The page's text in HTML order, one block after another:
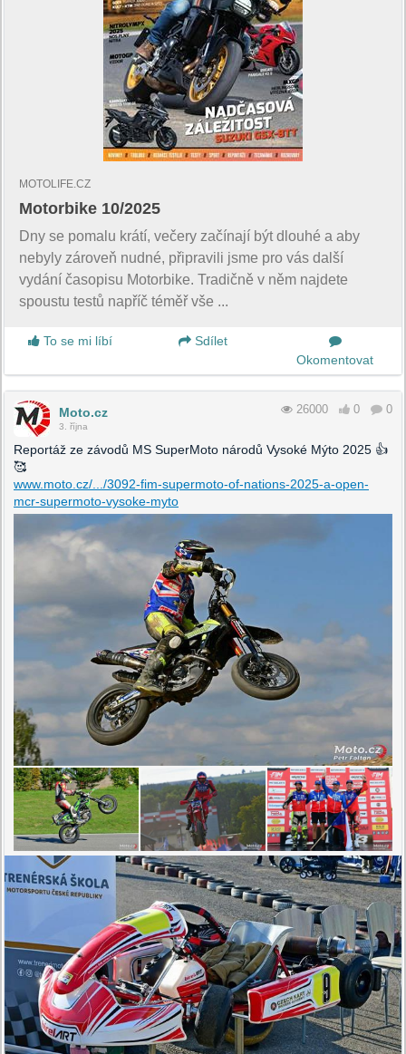
MOTOLIFE.CZ
Motorbike 10/2025
Dny se pomalu krátí, večery začínají být dlouhé a aby
nebyly zároveň nudné, připravili jsme pro vás další
vydání časopisu Motorbike. Tradičně v něm najdete
spoustu testů napříč téměř vše ...
To se mi líbí
Sdílet
Okomentovat
Moto.cz
3. října
26000 0 0
Reportáž ze závodů MS SuperMoto národů Vysoké Mýto 2025 👍
🥰
www.moto.cz/.../3092-fim-supermoto-of-nations-2025-a-open-
mcr-supermoto-vysoke-myto